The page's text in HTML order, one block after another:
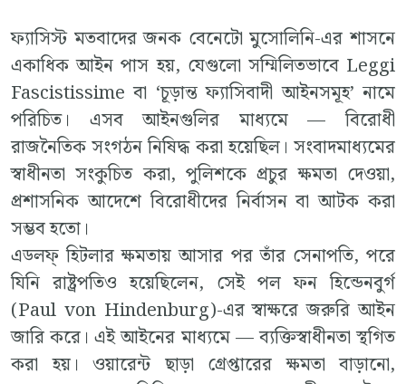
ফ্যাসিস্ট মতবাদের জনক বেনেটো মুসোলিনি-এর শাসনে
একাধিক আইন পাস হয়, যেগুলো সম্মিলিতভাবে Leggi
Fascistissime বা ‘চূড়ান্ত ফ্যাসিবাদী আইনসমূহ’ নামে
পরিচিত। এসব আইনগুলির মাধ্যমে — বিরোধী
রাজনৈতিক সংগঠন নিষিদ্ধ করা হয়েছিল। সংবাদমাধ্যমের
স্বাধীনতা সংকুচিত করা, পুলিশকে প্রচুর ক্ষমতা দেওয়া,
প্রশাসনিক আদেশে বিরোধীদের নির্বাসন বা আটক করা
সম্ভব হতো।
এডলফ্ হিটলার ক্ষমতায় আসার পর তাঁর সেনাপতি, পরে
যিনি রাষ্ট্রপতিও হয়েছিলেন, সেই পল ফন হিন্ডেনবুর্গ
(Paul von Hindenburg)-এর স্বাক্ষরে জরুরি আইন
জারি করে। এই আইনের মাধ্যমে — ব্যক্তিস্বাধীনতা স্থগিত
করা হয়। ওয়ারেন্ট ছাড়া গ্রেপ্তারের ক্ষমতা বাড়ানো,